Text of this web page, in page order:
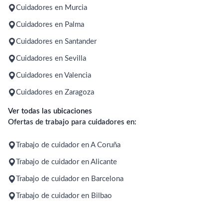
Cuidadores en Murcia
Cuidadores en Palma
Cuidadores en Santander
Cuidadores en Sevilla
Cuidadores en Valencia
Cuidadores en Zaragoza
Ver todas las ubicaciones
Ofertas de trabajo para cuidadores en:
Trabajo de cuidador en A Coruña
Trabajo de cuidador en Alicante
Trabajo de cuidador en Barcelona
Trabajo de cuidador en Bilbao